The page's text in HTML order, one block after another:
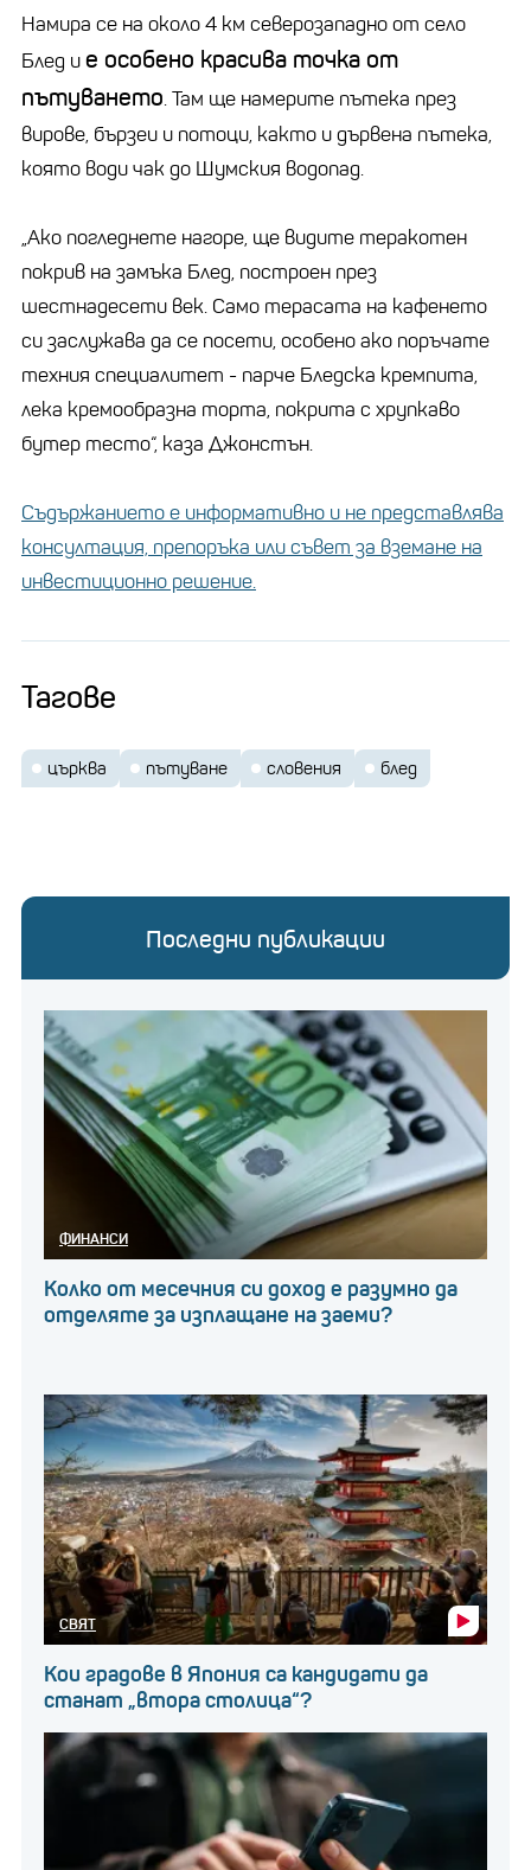
Намира се на около 4 км северозападно от село
Блед ие особено красива точка от
пътуването. Там ще намерите пътека през
вирове, бързеи и потоци, както и дървена пътека,
която води чак до Шумския водопад.
„Ако погледнете нагоре, ще видите теракотен
покрив на замъка Блед, построен през
шестнадесети век. Само терасата на кафенето
си заслужава да се посети, особено ако поръчате
техния специалитет - парче Бледска кремпита,
лека кремообразна торта, покрита с хрупкаво
бутер тесто“, каза Джонстън.
Съдържанието е информативно и не представлява
консултация, препоръка или съвет за вземане на
инвестиционно решение.
Тагове
църква пътуване словения блед
Последни публикации
ФИНАНСИ
Колко от месечния си доход е разумно да
отделяте за изплащане на заеми?
СВЯТ
Кои градове в Япония са кандидати да
станат „втора столица“?